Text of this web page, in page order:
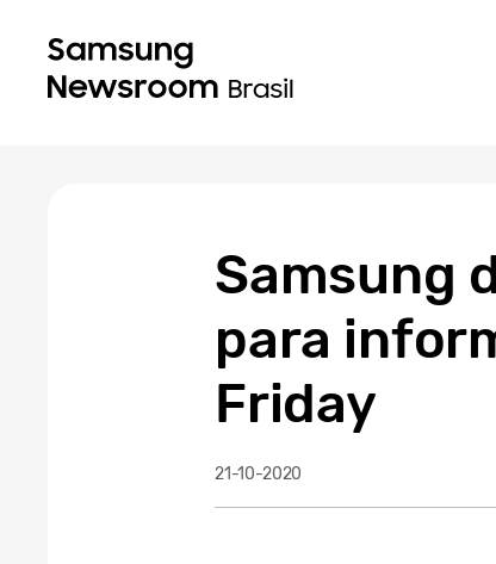
Samsung
para
Friday
21-10-2020